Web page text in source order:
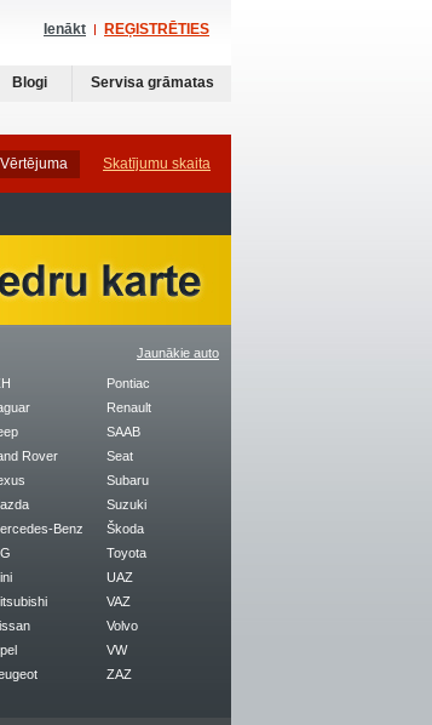
Ienākt REĢISTRĒTIES
Blogi Servisa grāmatas
Vērtējuma Skatījumu skaita
Jaunākie auto
Rover
Benz
Pontiac
Renault
SAAB
Seat
Subaru
Suzuki
Škoda
Toyota
UAZ
VAZ
Volvo
VW
ZAZ